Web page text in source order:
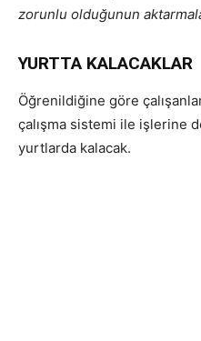
zorunlu olduğunun
YURTTA KALACAKLAR
Öğrenildiğine göre
çalışma sistemi ile işlerine
yurtlarda kalacak.